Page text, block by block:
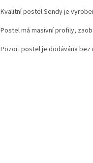
Kvalitní postel Sendy je
Postel má masivní profily,
Pozor: postel je dodávána bez